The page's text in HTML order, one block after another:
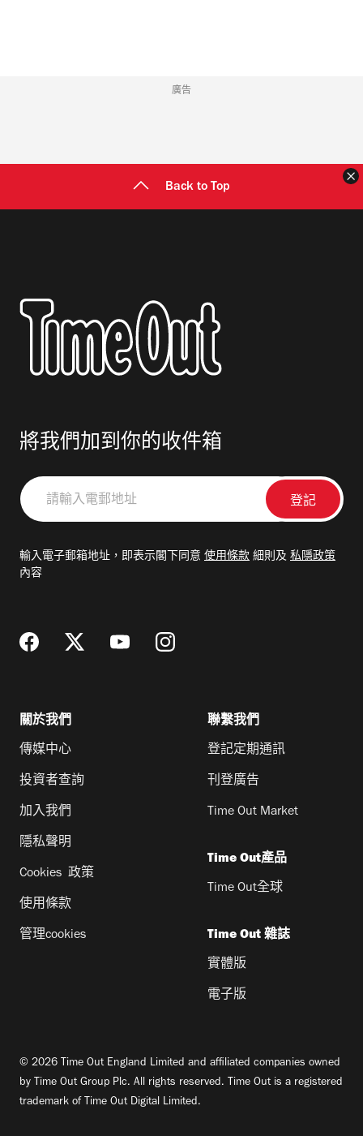
廣告
Back to Top
將我們加到你的收件箱
請
輸
郵
輸入電子郵箱地址，即表示閣下同意 使用條款 細則及 私隱政策
內容
關於我們
傳媒中心
投資者查詢
加入我們
隱私聲明
Cookies 政策
使用條款
管理cookies
聯繫我們
登記定期通訊
刊登廣告
Time Out Market
Time Out產品
Time Out全球
Time Out 雜誌
實體版
電子版
© 2026 Time Out England Limited and affiliated companies owned
by Time Out Group Plc. All rights reserved. Time Out is a registered
trademark of Time Out Digital Limited.